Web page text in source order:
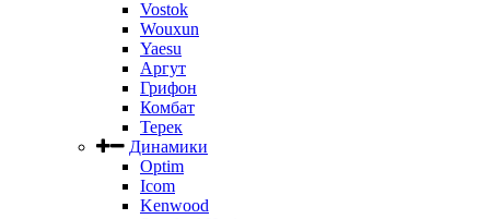
Vostok
Wouxun
Yaesu
Аргут
Грифон
Комбат
Терек
Динамики
Optim
Icom
Kenwood